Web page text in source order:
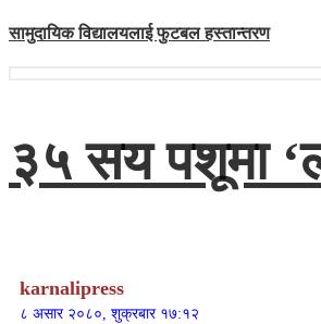
सामुदायिक विद्यालयलाई फुटबल हस्तान्तरण
३५ सय पशूमा
karnalipress
८ असार २०८०, शुक्रबार १७:१२